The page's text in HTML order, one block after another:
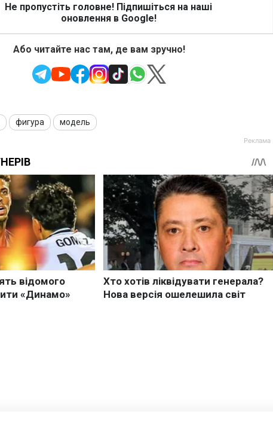
Не пропустіть головне! Підпишіться на наші
оновлення в Google!
Або читайте нас там, де вам зручно!
фигура модель